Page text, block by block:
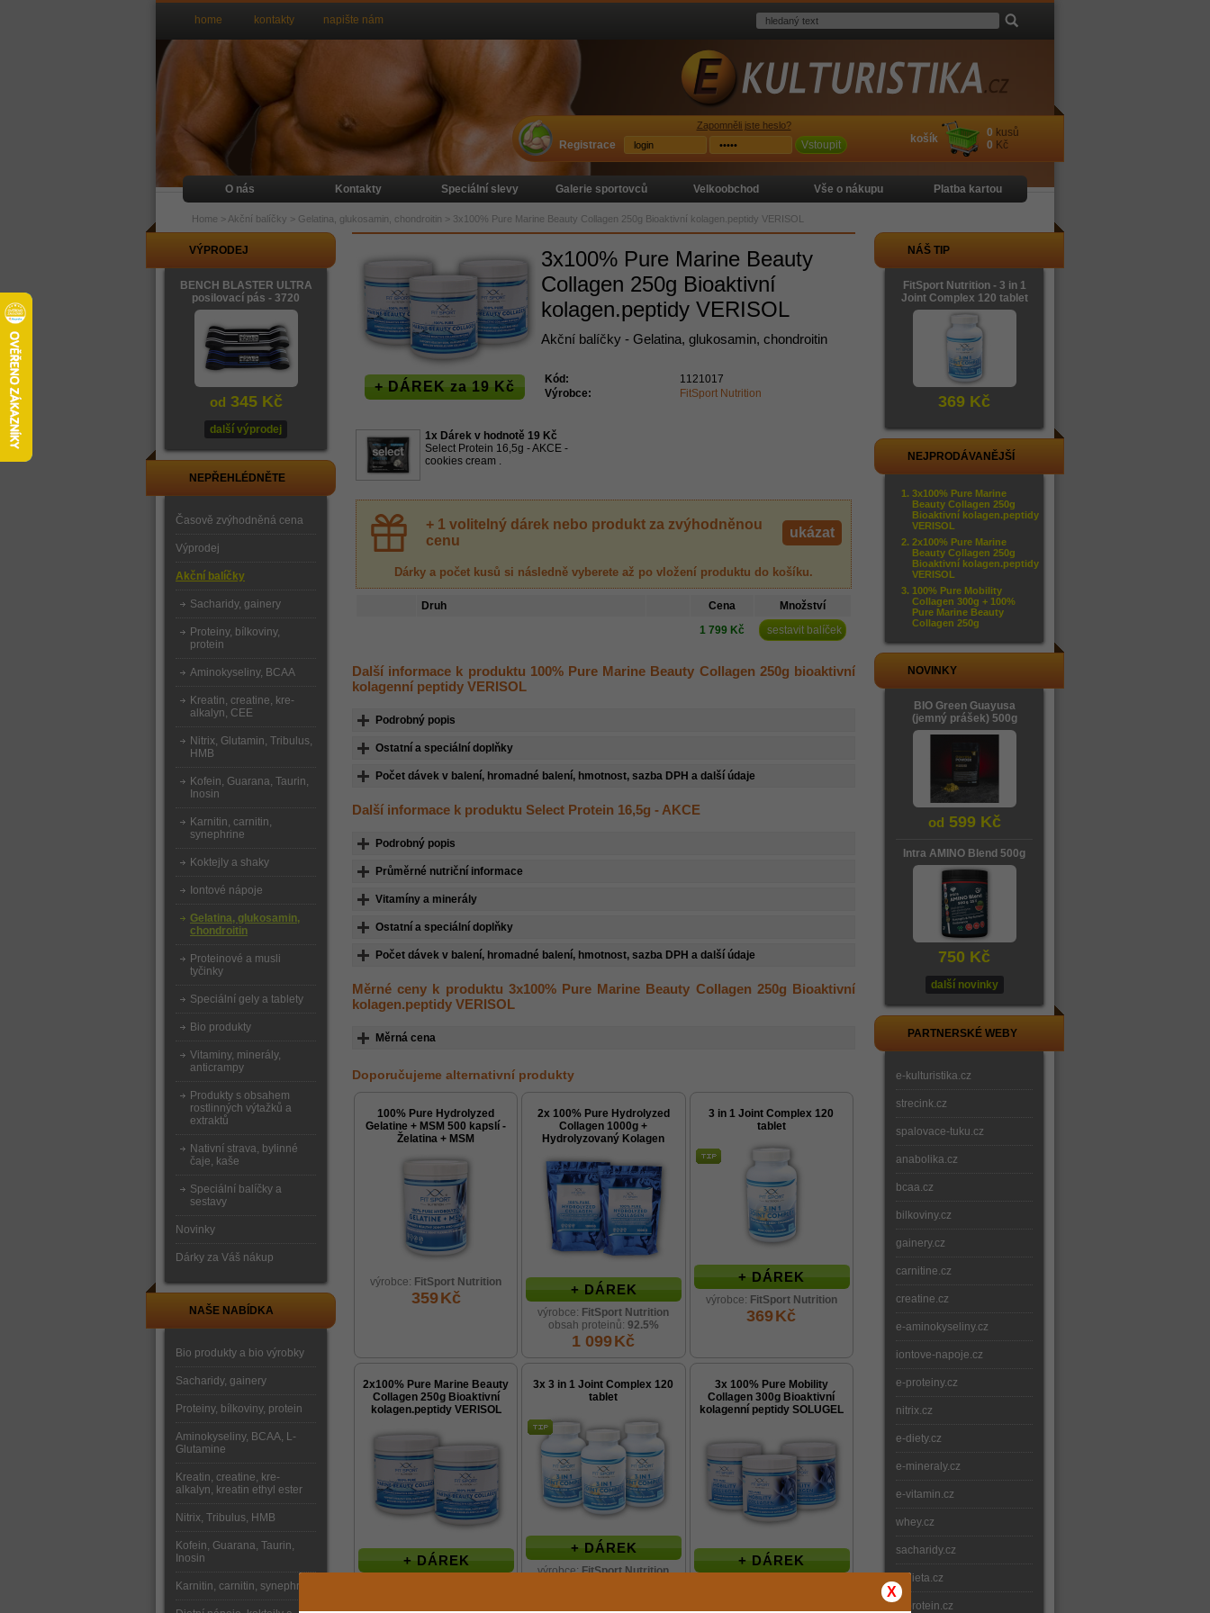
+ DÁREK za 19 Kč
3x100% Pure Marine Beauty
Collagen 250g Bioaktivní
kolagen.peptidy VERISOL
Akční balíčky - Gelatina, glukosamin, chondroitin
Kód:
1121017
Výrobce:
FitSport Nutrition
1x Dárek v hodnotě 19 Kč
Select Protein 16,5g - AKCE -
cookies cream .
+ 1 volitelný dárek nebo produkt za zvýhodněnou
cenu
ukázat
Dárky a počet kusů si následně vyberete až po vložení produktu do košíku.
Druh Cena
Množství
1 799 Kč
sestavit balíček
Další informace k produktu 100% Pure Marine Beauty Collagen 250g bioaktivní
kolagenní peptidy VERISOL
Podrobný popis
Ostatní a speciální doplňky
Počet dávek v balení, hromadné balení, hmotnost, sazba DPH a další údaje
Další informace k produktu Select Protein 16,5g - AKCE
Podrobný popis
Průměrné nutriční informace
Vitamíny a minerály
Ostatní a speciální doplňky
Počet dávek v balení, hromadné balení, hmotnost, sazba DPH a další údaje
Měrné ceny k produktu 3x100% Pure Marine Beauty Collagen 250g Bioaktivní
kolagen.peptidy VERISOL
Měrná cena
Doporučujeme alternativní produkty
100% Pure Hydrolyzed
Gelatine + MSM 500 kapslí -
Želatina + MSM
výrobce: FitSport Nutrition
359Kč
2x 100% Pure Hydrolyzed
Collagen 1000g +
Hydrolyzovaný Kolagen
+ DÁREK
výrobce: FitSport Nutrition
obsah proteinů: 92.5%
1 099Kč
3 in 1 Joint Complex 120
tablet
+ DÁREK
výrobce: FitSport Nutrition
369Kč
2x100% Pure Marine Beauty
Collagen 250g Bioaktivní
kolagen.peptidy VERISOL
+ DÁREK
3x 3 in 1 Joint Complex 120
tablet
+ DÁREK
výrobce:FitSport Nutrition
3x 100% Pure Mobility
Collagen 300g Bioaktivní
kolagenní peptidy SOLUGEL
+ DÁREK
VÝPRODEJ
BENCH BLASTER ULTRA
posilovací pás - 3720
od 345 Kč
další výprodej
NEPŘEHLÉDNĚTE
Časově zvýhodněná cena
Výprodej
Akční balíčky
Sacharidy, gainery
Proteiny, bílkoviny,
protein
Aminokyseliny, BCAA
Kreatin, creatine, kre-
alkalyn, CEE
Nitrix, Glutamin, Tribulus,
HMB
Kofein, Guarana, Taurin,
Inosin
Karnitin, carnitin,
synephrine
Koktejly a shaky
Iontové nápoje
Gelatina, glukosamin,
chondroitin
Proteinové a musli
tyčinky
Speciální gely a tablety
Bio produkty
Vitaminy, minerály,
anticrampy
Produkty s obsahem
rostlinných výtažků a
extraktů
Nativní strava, bylinné
čaje, kaše
Speciální balíčky a
sestavy
Novinky
Dárky za Váš nákup
NAŠE NABÍDKA
Bio produkty a bio výrobky
Sacharidy, gainery
Proteiny, bílkoviny, protein
Aminokyseliny, BCAA, L-
Glutamine
Kreatin, creatine, kre-
alkalyn, kreatin ethyl ester
Nitrix, Tribulus, HMB
Kofein, Guarana, Taurin,
Inosin
Karnitin, carnitin, synephrine
NÁŠ TIP
FitSport Nutrition - 3 in 1
Joint Complex 120 tablet
369 Kč
NEJPRODÁVANĚJŠÍ
3x100% Pure Marine
Beauty Collagen 250g
Bioaktivní kolagen.peptidy
VERISOL
2x100% Pure Marine
Beauty Collagen 250g
Bioaktivní kolagen.peptidy
VERISOL
100% Pure Mobility
Collagen 300g + 100%
Pure Marine Beauty
Collagen 250g
NOVINKY
BIO Green Guayusa
(jemný prášek) 500g
od 599 Kč
Intra AMINO Blend 500g
750 Kč
další novinky
PARTNERSKÉ WEBY
e-kulturistika.cz
strecink.cz
spalovace-tuku.cz
anabolika.cz
bcaa.cz
bilkoviny.cz
gainery.cz
carnitine.cz
creatine.cz
e-aminokyseliny.cz
iontove-napoje.cz
e-proteiny.cz
nitrix.cz
e-diety.cz
e-mineraly.cz
e-vitamin.cz
whey.cz
sacharidy.cz
e-dieta.cz
e-protein.cz
home kontakty napište nám
O nás Kontakty Speciální slevy Galerie sportovců Velkoobchod Vše o nákupu Platba kartou
Home > Akční balíčky > Gelatina, glukosamin, chondroitin > 3x100% Pure Marine Beauty Collagen 250g Bioaktivní kolagen.peptidy VERISOL
košík 0 kusů
0 Kč
Registrace
Zapomněli jste heslo?
Vstoupit
X